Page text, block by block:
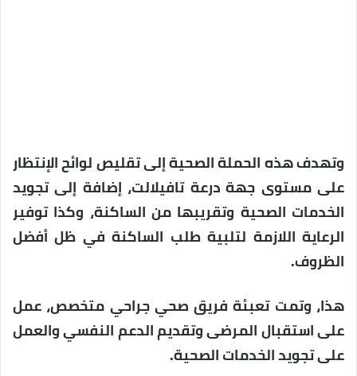
وتهدف هذه الحملة الصحية إلى تقليص لوائح الإنتظار
على مستوى جهة درعة تافيلالت، إضافة إلى تجويد
الخدمات الصحية وتقريبها من الساكنة، وكذا توفير
الرعاية اللازمة لتلبية طلب الساكنة في ظل أفضل
الظروف.
هذا، وتمت تعبئة فريق صحي جراحي متخصص، عمل
على استقبال المرضى وتقديم الدعم النفسي والعمل
على تجويد الخدمات الصحية.